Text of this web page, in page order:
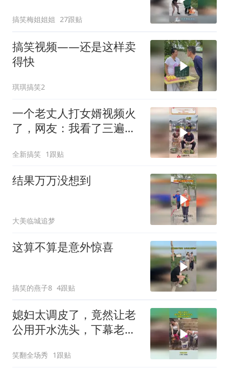
搞笑梅姐姐姐 27跟贴
搞笑视频——还是这样卖
得快
琪琪搞笑2
一个老丈人打女婿视频火
了，网友：我看了三遍笑
全新搞笑 1跟贴
结果万万没想到
大美临城追梦
这算不算是意外惊喜
搞笑的燕子8 4跟贴
媳妇太调皮了，竟然让老
公用开水洗头，下幕老公
笑翻全场秀 1跟贴